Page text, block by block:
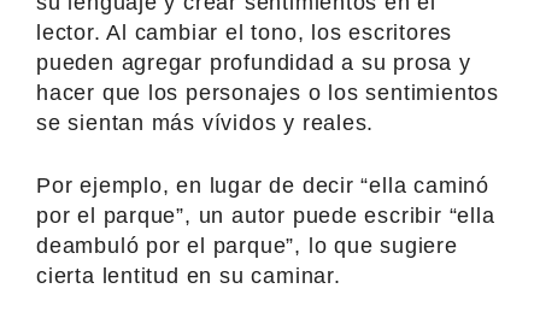
lector. Al cambiar el tono, los escritores
pueden agregar profundidad a su prosa y
hacer que los personajes o los sentimientos
se sientan más vívidos y reales.
Por ejemplo, en lugar de decir “ella caminó
por el parque”, un autor puede escribir “ella
deambuló por el parque”, lo que sugiere
cierta lentitud en su caminar.